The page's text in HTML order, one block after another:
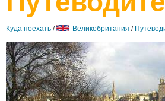
Куда поехать / Великобритания /